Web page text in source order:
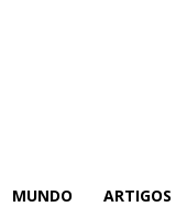
MUNDO ARTIGOS